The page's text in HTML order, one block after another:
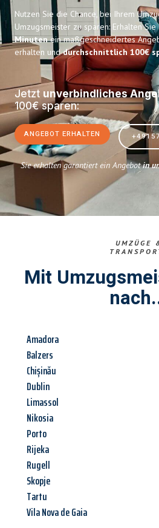
Nutzen Sie die Chance, bei Ihrem
Umzugsmeister zu sparen: Erhalten Sie
Minutenein maßgeschneidertes
erhalten unddurchschnittlich 100€
Jetzt unverbindliches
100€ sparen:
ANGEBOT ERHALTEN
Sie erhalten garantiert ein Angebotin
UMZÜGE
Mit
Amadora
Balzers
Chișinău
Dublin
Limassol
Nikosia
Porto
Rijeka
Rugell
Skopje
Tartu
Vila Nova de Gaia